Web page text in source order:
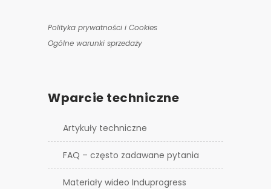
Polityka prywatności i Cookies
Ogólne warunki sprzedaży
Wparcie techniczne
Artykuły techniczne
FAQ – często zadawane pytania
Materiały wideo Induprogress